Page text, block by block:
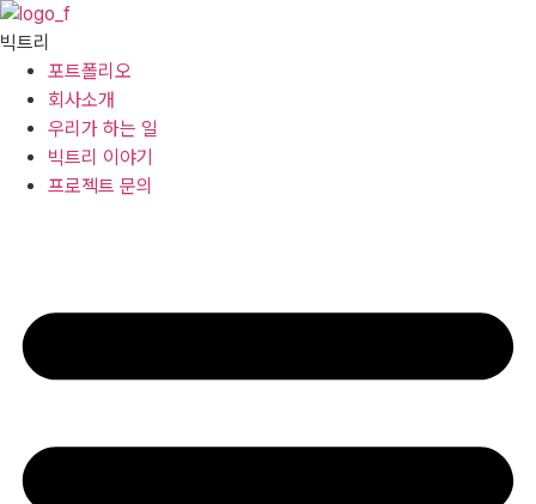
콘텐츠로
건너뛰기
빅트리
포트폴리오
회사소개
우리가 하는 일
빅트리 이야기
프로젝트 문의